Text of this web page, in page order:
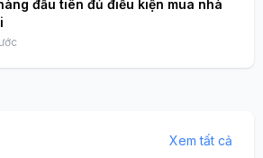
đầu tiên đủ điều kiện mua nhà
Xem tất cả